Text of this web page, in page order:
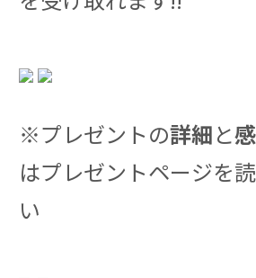
※プレゼントの詳細と
はプレゼントページを
い